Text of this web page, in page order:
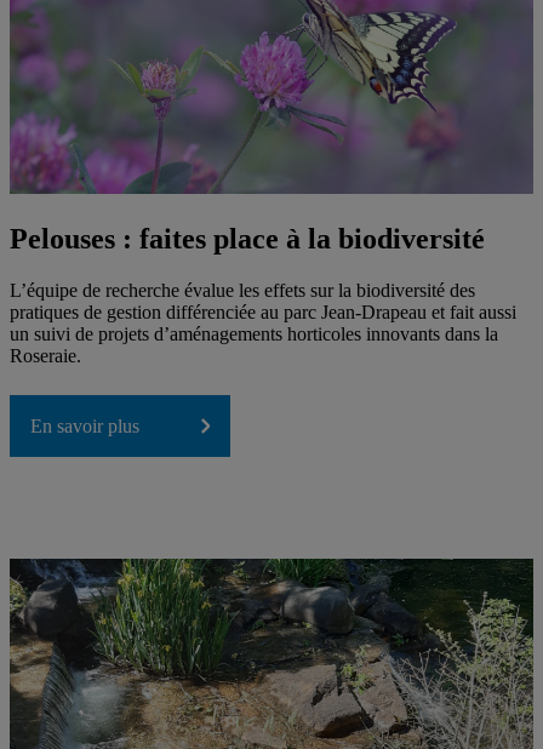
Pelouses : faites place à la biodiversité
L’équipe de recherche évalue les effets sur la biodiversité des
pratiques de gestion différenciée au parc Jean-Drapeau et fait aussi
un suivi de projets d’aménagements horticoles innovants dans la
Roseraie.
En savoir plus